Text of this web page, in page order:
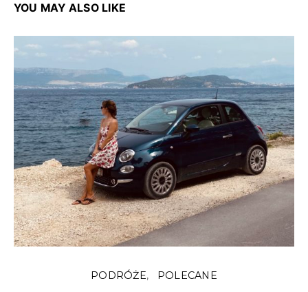
YOU MAY ALSO LIKE
PODRÓŻE POLECANE